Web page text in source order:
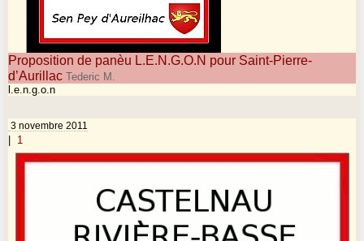
Proposition de panèu L.E.N.G.O.N pour Saint-Pierre-
d’Aurillac Tederic M.
l.e.n.g.o.n
3 novembre 2011
1